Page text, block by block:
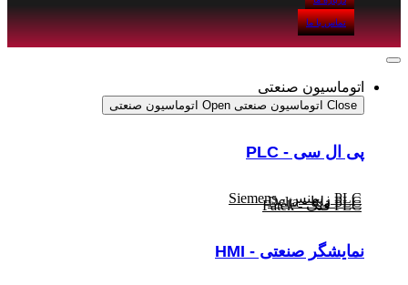
تماس با ما
اتوماسیون صنعتی
Close اتوماسیون صنعتی Open اتوماسیون صنعتی
پی ال سی - PLC
PLC زیمنس - Siemens
PLC دلتا - Delta
PLC فتک - Fatek
نمایشگر صنعتی - HMI